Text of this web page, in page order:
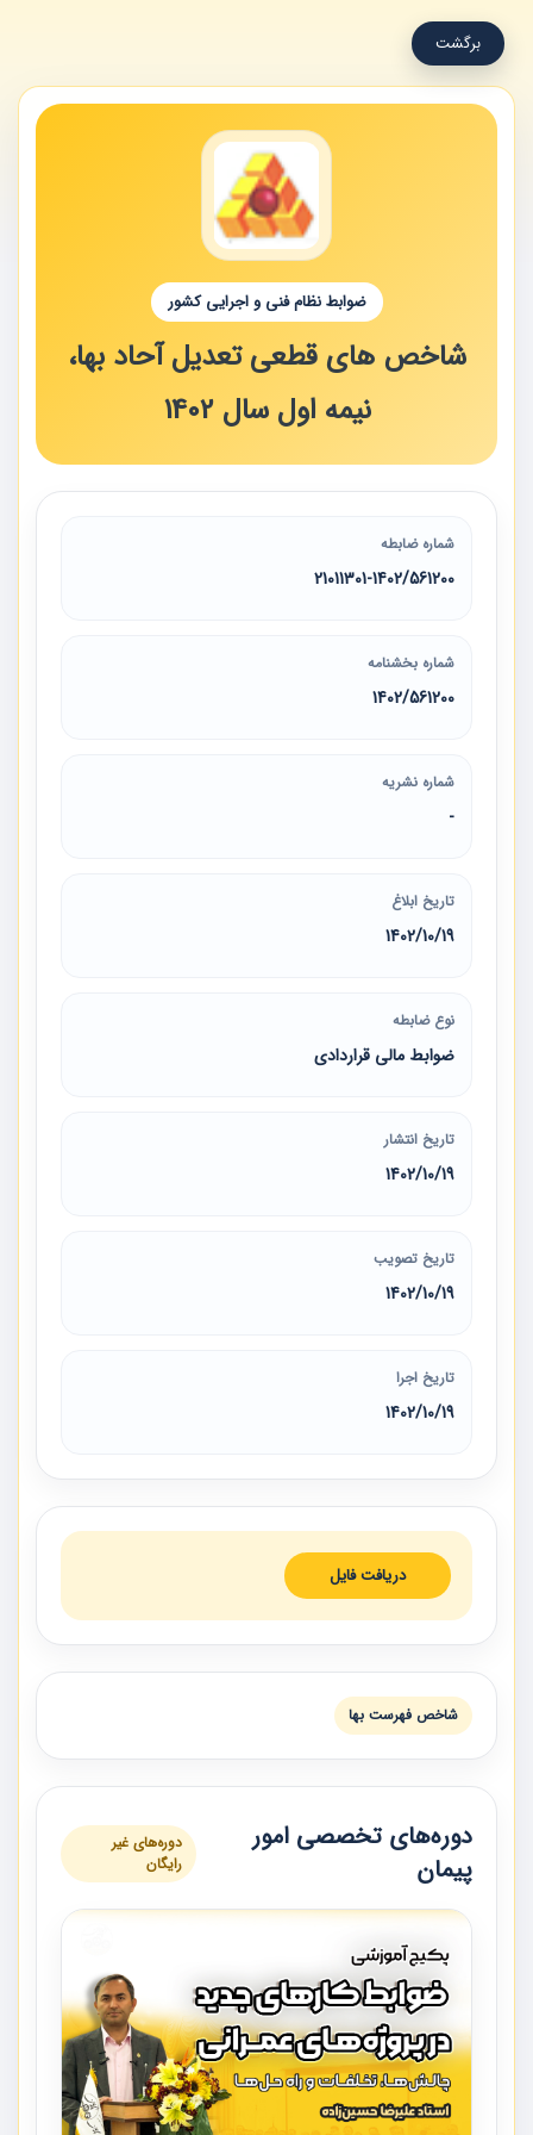
برگشت
ضوابط نظام فنی و اجرایی کشور
شاخص های قطعی تعدیل آحاد بها،
نیمه اول سال 1402
شماره ضابطه
21011301-1402/561200
شماره بخشنامه
1402/561200
شماره نشریه
-
تاریخ ابلاغ
1402/10/19
نوع ضابطه
ضوابط مالی قراردادی
تاریخ انتشار
1402/10/19
تاریخ تصویب
1402/10/19
تاریخ اجرا
1402/10/19
دریافت فایل
شاخص فهرست بها
دوره‌های تخصصی امور
پیمان
دوره‌های غیر
رایگان